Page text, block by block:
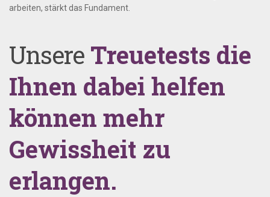
arbeiten, stärkt das Fundament.
Unsere Treuetests die
Ihnen dabei helfen
können mehr
Gewissheit zu
erlangen.